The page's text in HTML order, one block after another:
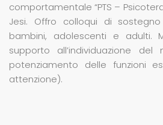
comportamentale “PTS –
Jesi. Offro colloqui di
bambini, adolescenti e adulti.
supporto all’individuazione
potenziamento delle funzioni
attenzione).